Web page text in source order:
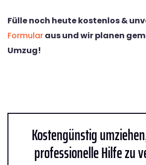
Fülle noch heute kostenlos &
Formularaus und wir planen
Umzug!
Kostengünstig
professionelle Hilfe zu